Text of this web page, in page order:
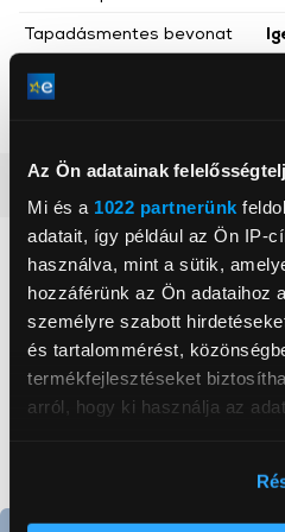
Az Ön adatainak
Mi és a 1022 partnerünk
adatait, így például az Ön IP-
használva, mint a sütik,
hozzáférünk az Ön adataihoz
személyre szabott
és tartalommérést,
termékfejlesztéseket
arról, hogy ki használja az
elhelyezkedéséről pár
Tapadásmentes bevonat
Teljesítmény
Neked